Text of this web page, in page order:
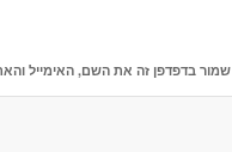
שמור בדפדפן זה את השם, האימייל